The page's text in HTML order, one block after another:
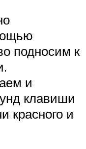
подносим к
и
клавиши
красного и